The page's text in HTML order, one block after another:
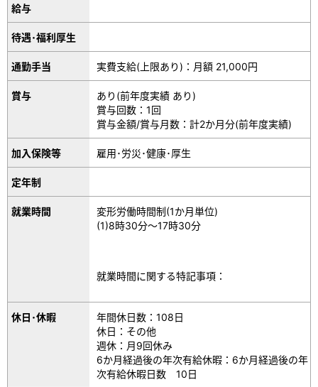
給与
待遇･福利厚生
通勤手当 実費支給(上限あり)：月額 21,000円
賞与
あり(前年度実績 あり)
賞与回数：1回
賞与金額/賞与月数：計2か月分(前年度実績)
加入保険等 雇用･労災･健康･厚生
定年制
就業時間
変形労働時間制(1か月単位)
(1)8時30分～17時30分
就業時間に関する特記事項：
休日･休暇
年間休日数：108日
休日：その他
週休：月9回休み
6か月経過後の年次有給休暇：6か月経過後の年
次有給休暇日数 10日